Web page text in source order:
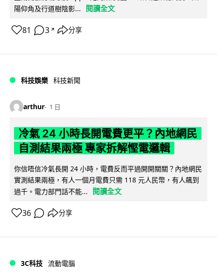
陽仰角及行道樹陰影...
閱讀全文
81 3 ↗ 分享
科技娛樂 科技新聞
arthur 1 日
冷氣 24 小時長開電費更平？內地網民
自測結果兩極 專家拆解慳電邏輯
你信唔信冷氣長開 24 小時，電費反而平過開開關關？內地網民
實測結果兩極，有人一個月電費只需 118 元人民幣，有人飆到
過千。電力部門話不能...
閱讀全文
36 分享
3C科技 流動電腦